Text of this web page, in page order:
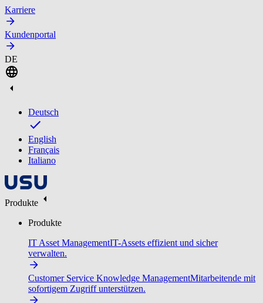
Karriere
Kundenportal
DE
Deutsch
English
Français
Italiano
Produkte
Produkte
IT Asset ManagementIT-Assets effizient und sicher
verwalten.
Customer Service Knowledge ManagementMitarbeitende mit
sofortigem Zugriff unterstützen.